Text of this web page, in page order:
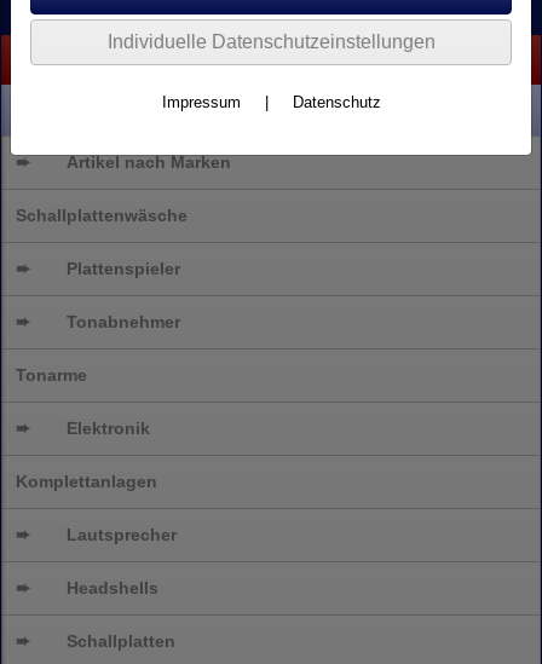
Kategorien
% SALE %
➨ Artikel nach Marken
Schallplattenwäsche
➨ Plattenspieler
➨ Tonabnehmer
Tonarme
➨ Elektronik
Komplettanlagen
➨ Lautsprecher
➨ Headshells
➨ Schallplatten
Individuelle Datenschutzeinstellungen
Impressum Datenschutz